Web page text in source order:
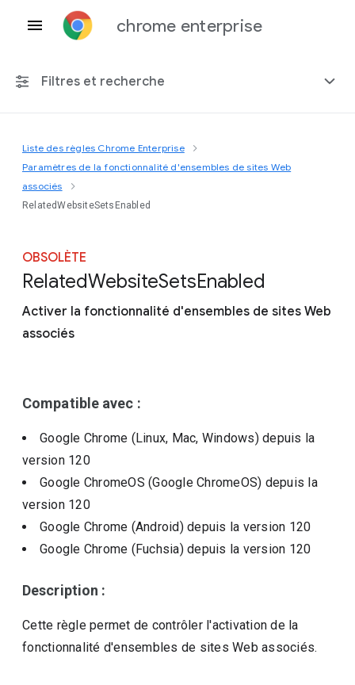
chrome enterprise
Filtres et recherche
Toute plate-forme
Chrome 151
Inclure les règles obsolètes
Liste des règles Chrome Enterprise
Paramètres de la fonctionnalité d'ensembles de sites Web
associés
RelatedWebsiteSetsEnabled
OBSOLÈTE
RelatedWebsiteSetsEnabled
Activer la fonctionnalité d'ensembles de sites Web
associés
Compatible avec :
Google Chrome (Linux, Mac, Windows)depuis la
version 120
Google ChromeOS (Google ChromeOS) depuis la
version 120
Google Chrome (Android)depuis la version 120
Google Chrome (Fuchsia)depuis la version 120
Description :
Cette règle permet de contrôler l'activation de la
fonctionnalité d'ensembles de sites Web associés.